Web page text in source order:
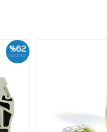
%62
İskonto